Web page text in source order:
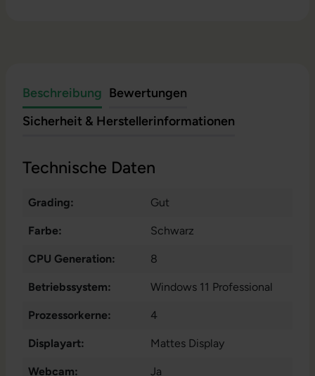
Beschreibung Bewertungen
Sicherheit & Herstellerinformationen
Technische Daten
Grading: Gut
Farbe: Schwarz
CPU Generation: 8
Betriebssystem: Windows 11 Professional
Prozessorkerne: 4
Displayart: Mattes Display
Webcam: Ja